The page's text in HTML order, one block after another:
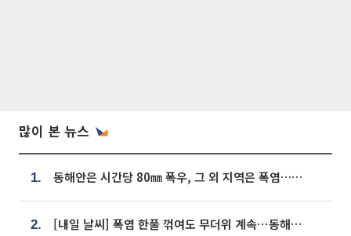
많이 본 뉴스
1. 동해안은 시간당 80㎜ 폭우, 그 외 지역은 폭염…‘극과 극 날씨’
2. [내일 날씨] 폭염 한풀 꺾여도 무더위 계속⋯동해안 이틀 연속 비